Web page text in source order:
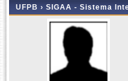
UFPB › SIGAA - Sistema